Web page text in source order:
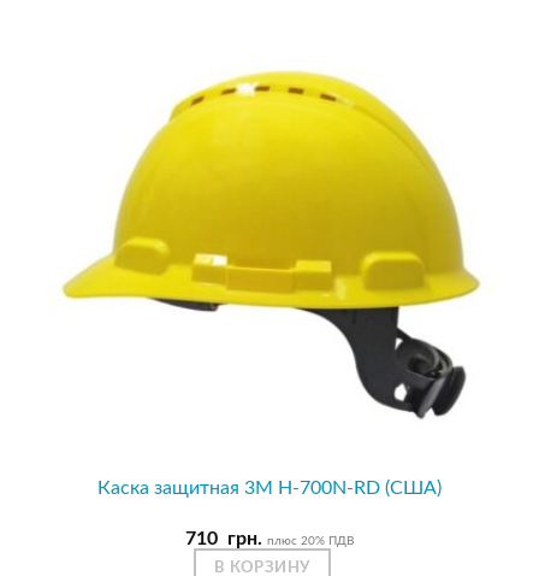
Каска защитная 3М H-700N-RD (США)
710 грн. плюс 20% ПДВ
В КОРЗИНУ